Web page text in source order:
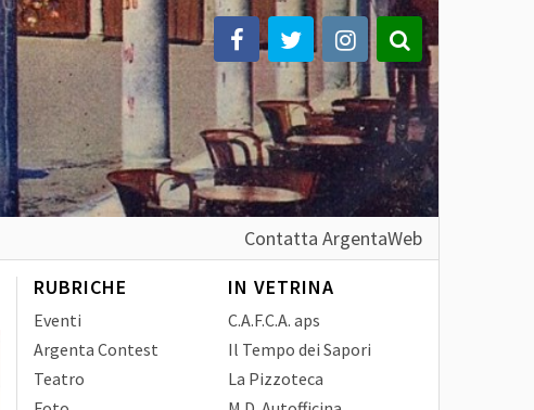
Contatta ArgentaWeb
RUBRICHE
Eventi
Argenta Contest
Teatro
IN VETRINA
C.A.F.C.A. aps
Il Tempo dei Sapori
La Pizzoteca